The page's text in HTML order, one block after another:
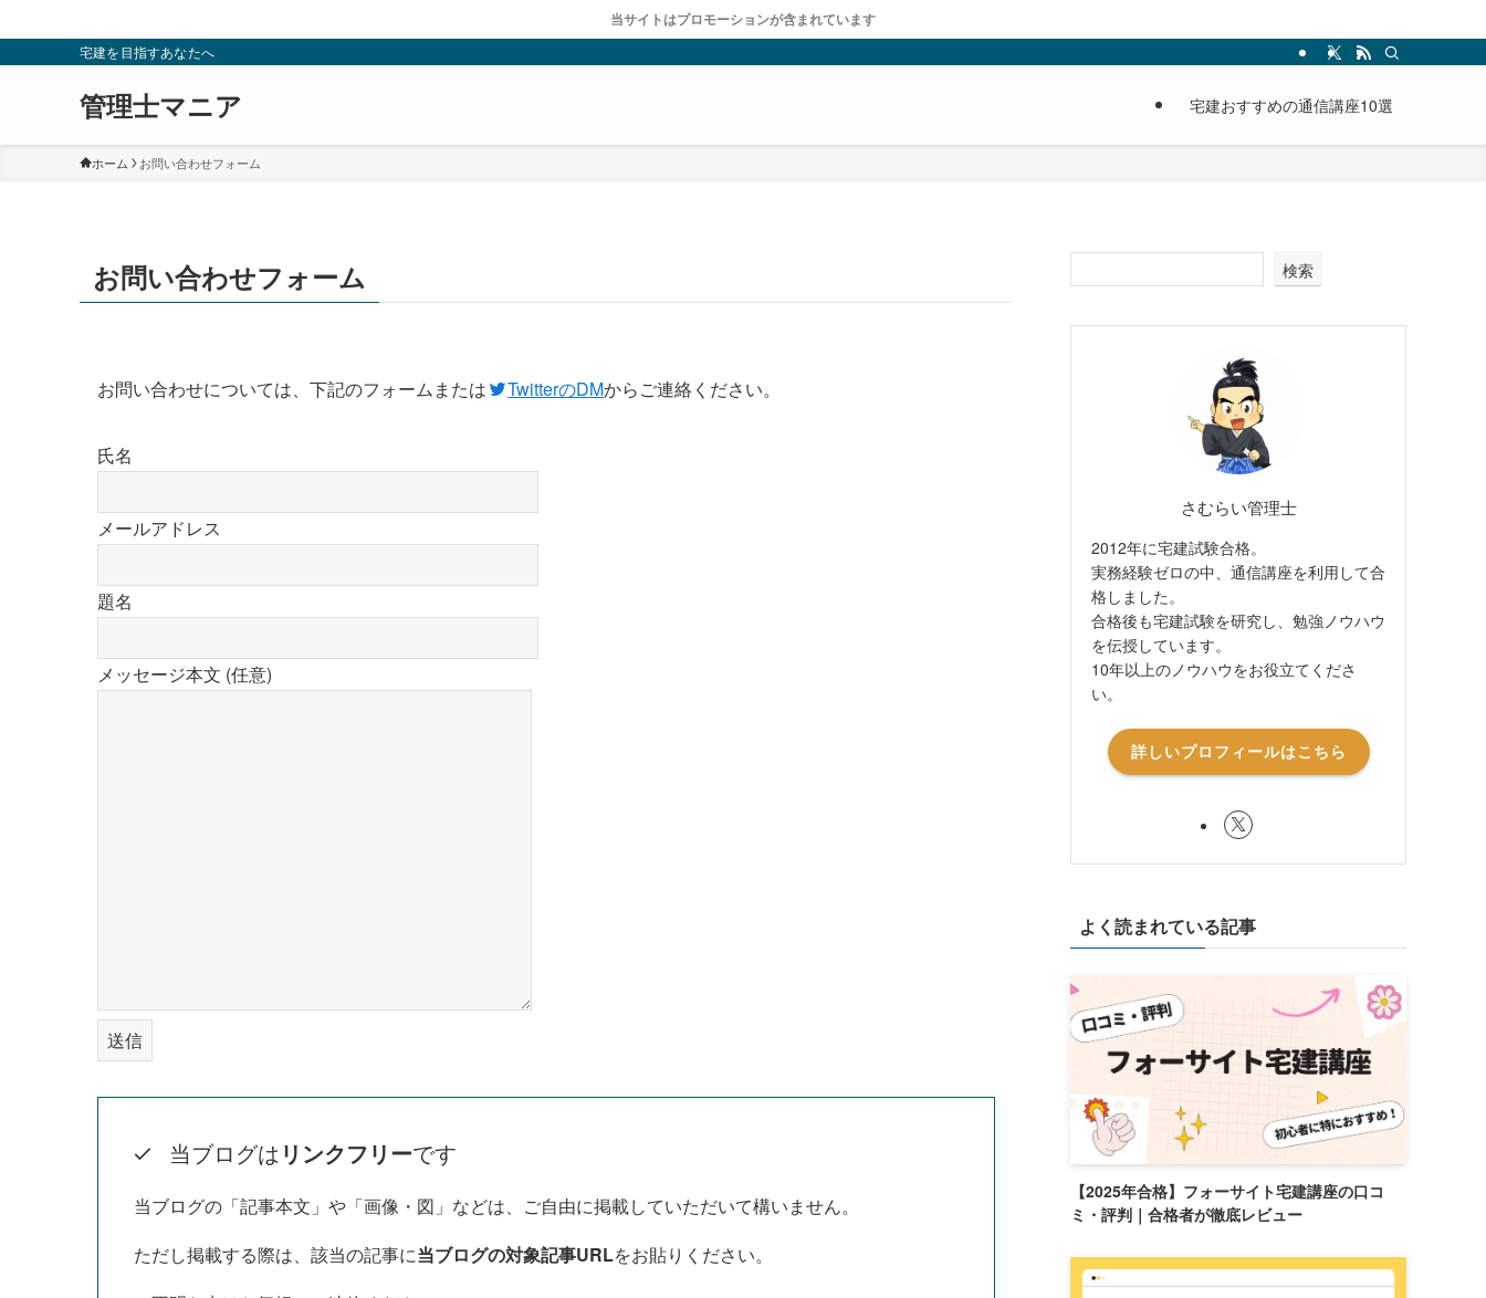
当サイトはプロモーションが含まれています
宅建を目指すあなたへ
管理士マニア 宅建おすすめの通信講座10選
ホーム お問い合わせフォーム
お問い合わせフォーム
お問い合わせについては、下記のフォームまたは TwitterのDMからご連絡ください。
氏名
メールアドレス
題名
メッセージ本文 (任意)
当ブログはリンクフリーです
当ブログの「記事本文」や「画像・図」などは、ご自由に掲載していただいて構いません。
ただし掲載する際は、該当の記事に当ブログの対象記事URLをお貼りください。
検索
さむらい管理士
2012年に宅建試験合格。
実務経験ゼロの中、通信講座を利用して合
格しました。
合格後も宅建試験を研究し、勉強ノウハウ
を伝授しています。
10年以上のノウハウをお役立てくださ
い。
詳しいプロフィールはこちら
よく読まれている記事
【2025年合格】フォーサイト宅建講座の口コ
ミ・評判｜合格者が徹底レビュー